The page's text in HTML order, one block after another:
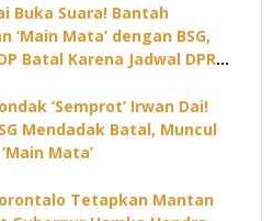
Buka Suara! Bantah
‘Main Mata’ dengan BSG,
Batal Karena Jadwal DPRD
‘Semprot’ Irwan Dai!
Mendadak Batal, Muncul
Mata’
Tetapkan Mantan